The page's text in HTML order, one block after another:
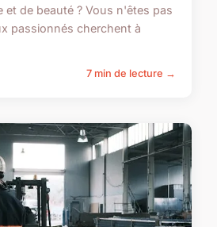
et de beauté ? Vous n'êtes pas
passionnés cherchent à
7 min de lecture →